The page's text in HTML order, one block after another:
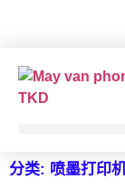
分类: 喷墨打印